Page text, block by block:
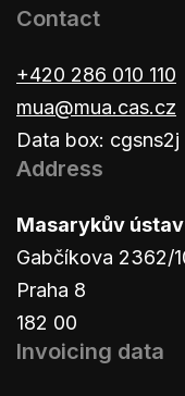
Contact
+420 286 010 110
mua@mua.cas.cz
Data box: cgsns2j
Address
Masarykův ústav
Gabčíkova 2362/
Praha 8
182 00
Invoicing data